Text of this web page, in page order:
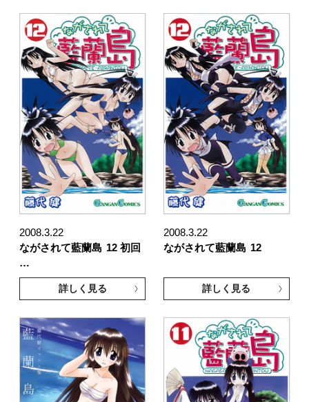
2008.3.22
ながされて藍蘭島 12 初回
…
詳しく見る
2008.3.22
ながされて藍蘭島 12
詳しく見る